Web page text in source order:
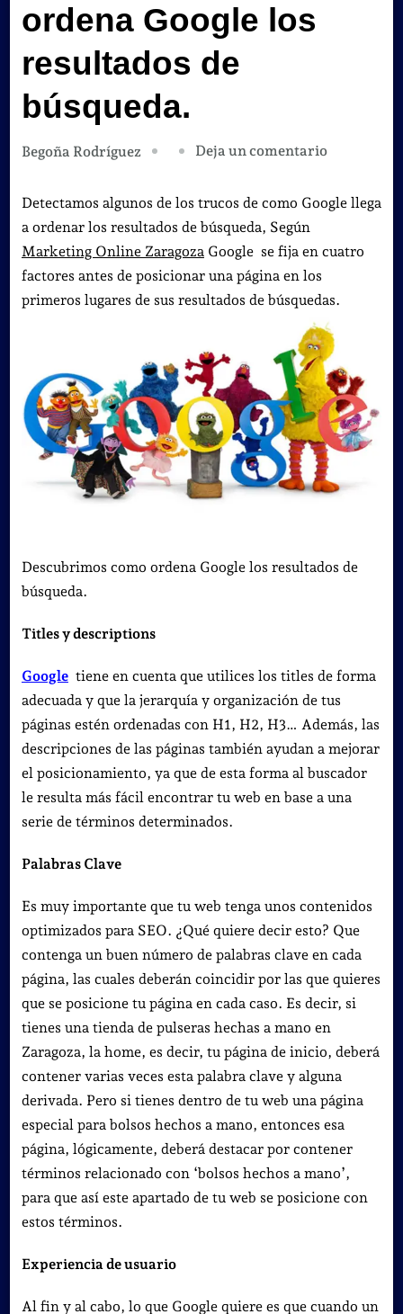
ordena Google los
resultados de
búsqueda.
Begoña Rodríguez Deja un comentarioen
como
Google
resultados
de
búsqueda.
Detectamos algunos de los trucos de como Google llega
a ordenar los resultados de búsqueda, Según
Marketing Online Zaragoza Google se fija en cuatro
factores antes de posicionar una página en los
primeros lugares de sus resultados de búsquedas.
Descubrimos como ordena Google los resultados de
búsqueda.
Titles y descriptions
Google tiene en cuenta que utilices los titles de forma
adecuada y que la jerarquía y organización de tus
páginas estén ordenadas con H1, H2, H3… Además, las
descripciones de las páginas también ayudan a mejorar
el posicionamiento, ya que de esta forma al buscador
le resulta más fácil encontrar tu web en base a una
serie de términos determinados.
Palabras Clave
Es muy importante que tu web tenga unos contenidos
optimizados para SEO. ¿Qué quiere decir esto? Que
contenga un buen número de palabras clave en cada
página, las cuales deberán coincidir por las que quieres
que se posicione tu página en cada caso. Es decir, si
tienes una tienda de pulseras hechas a mano en
Zaragoza, la home, es decir, tu página de inicio, deberá
contener varias veces esta palabra clave y alguna
derivada. Pero si tienes dentro de tu web una página
especial para bolsos hechos a mano, entonces esa
página, lógicamente, deberá destacar por contener
términos relacionado con ‘bolsos hechos a mano’,
para que así este apartado de tu web se posicione con
estos términos.
Experiencia de usuario
Al fin y al cabo, lo que Google quiere es que cuando un